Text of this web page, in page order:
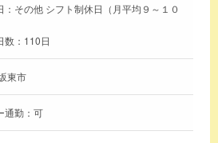
：その他 シフト制休日（月平均９～１０
数：110日
東市
通勤：可